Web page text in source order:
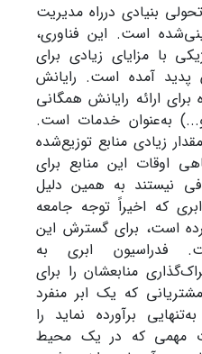
بنیادی درراه مدیریت
است. این فناوری،
با مزایای زیادی برای
پدید آمده است. رایانش
برای ارائه رایانش همگانی
به‌عنوان خدمات است.
زیادی منابع توزیع‌شده
اوقات این منابع برای
نیستند به همین دلیل
که اخیراً توجه جامعه
است، برای گسترش این
فدراسیون ابری به
منابعشان را برای
که یک ابر منفرد
برآورده نماید را
مهمی که در یک محیط